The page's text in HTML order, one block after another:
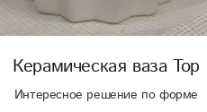
Керамическая ваза Тор
Интересное решение по форме